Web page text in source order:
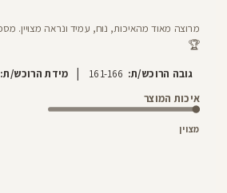
🏆
גובה הרוכש/ת: 161-166 מידת הרוכש/ת:
איכות המוצר
מצוין